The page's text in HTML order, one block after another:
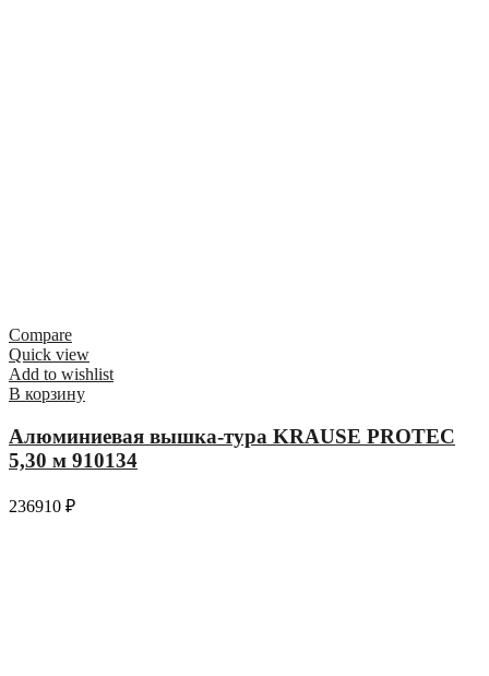
Compare
Quick view
Add to wishlist
В корзину
Алюминиевая вышка-тура KRAUSE PROTEC
5,30 м 910134
236910 ₽